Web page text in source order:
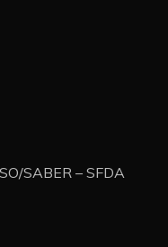
SABER – SFDA